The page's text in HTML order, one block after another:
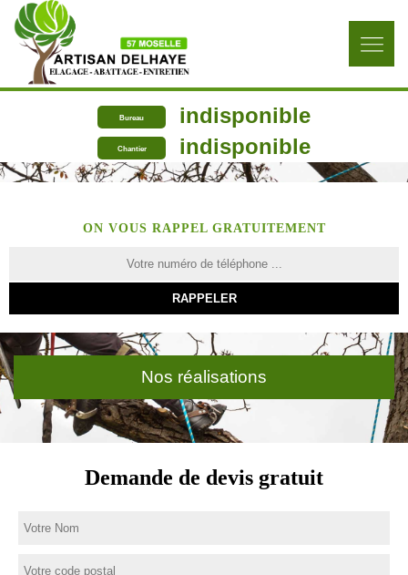
Bureau indisponible
Chantier indisponible
ON VOUS RAPPEL GRATUITEMENT
Nos réalisations
Demande de devis gratuit